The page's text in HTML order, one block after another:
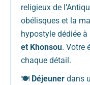
religieux de
obélisques et la
hypostyle dédiée
et Khonsou. Votre
chaque détail.
🍽️ Déjeuner dans